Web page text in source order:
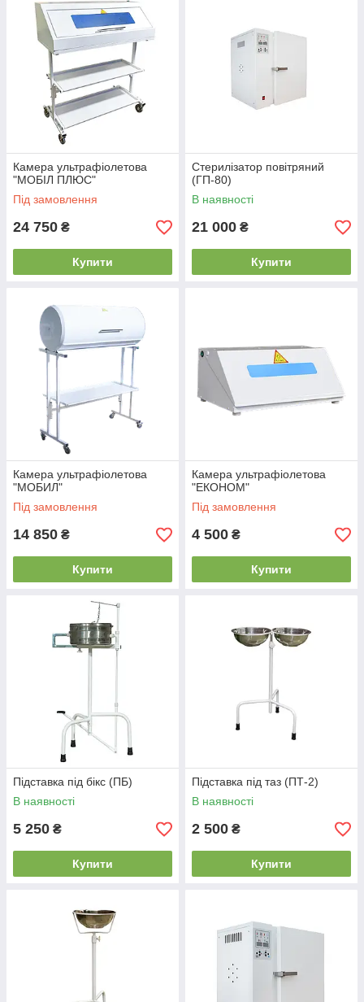
Камера ультрафіолетова
"МОБІЛ ПЛЮС"
Під замовлення
24 750 ₴
Купити
Стерилізатор повітряний
(ГП-80)
В наявності
21 000 ₴
Купити
Камера ультрафіолетова
"МОБИЛ"
Під замовлення
14 850 ₴
Купити
Камера ультрафіолетова
"ЕКОНОМ"
Під замовлення
4 500 ₴
Купити
Підставка під бікс (ПБ)
В наявності
5 250 ₴
Купити
Підставка під таз (ПТ-2)
В наявності
2 500 ₴
Купити